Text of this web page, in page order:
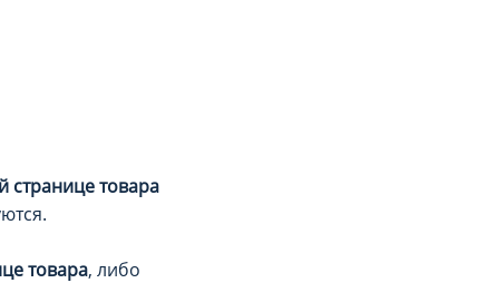
странице товара
товара, либо